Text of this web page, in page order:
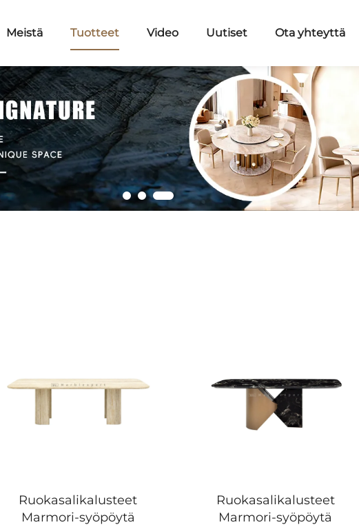
Meistä Tuotteet Video Uutiset Ota yhteyttä
Ruokasalikalusteet
Marmori-syöpöytä
Ruokasalikalusteet
Marmori-syöpöytä